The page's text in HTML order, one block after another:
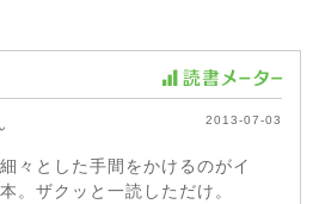
2013-07-03
々とした手間をかけるのがイ
。ザクッと一読しただけ。